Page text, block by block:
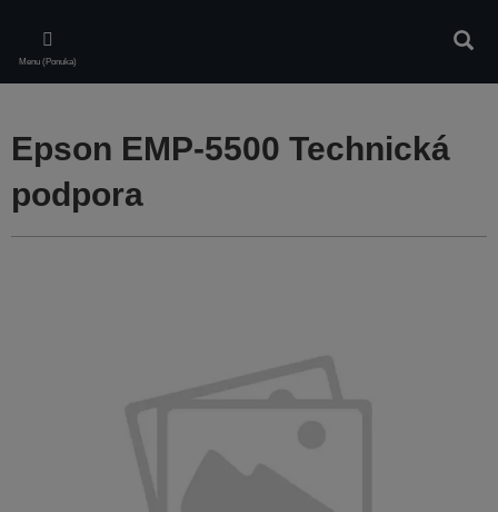
main
content
Menu (Ponuka)
Epson EMP-5500 Technická
podpora